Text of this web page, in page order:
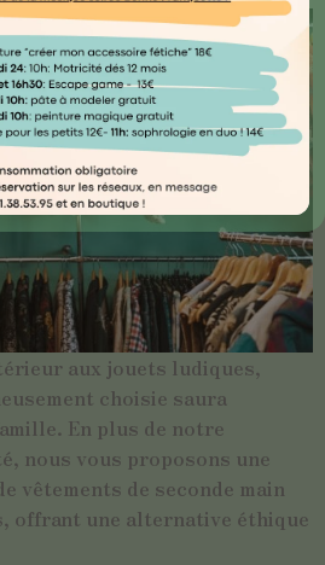
aux jouets ludiques,
choisie saura
En plus de notre
nous vous proposons une
vêtements de seconde main
offrant une alternative éthique